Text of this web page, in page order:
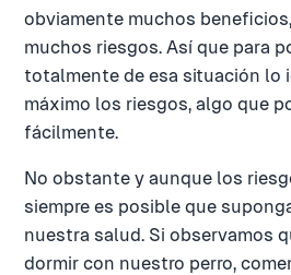
obviamente muchos
muchos riesgos. Así que para
totalmente de esa situación lo
máximo los riesgos, algo que
fácilmente.
No obstante y aunque los
siempre es posible que
nuestra salud. Si observamos
dormir con nuestro perro,